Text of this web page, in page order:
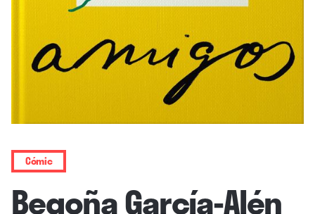
Cómic
Begoña García-Alén